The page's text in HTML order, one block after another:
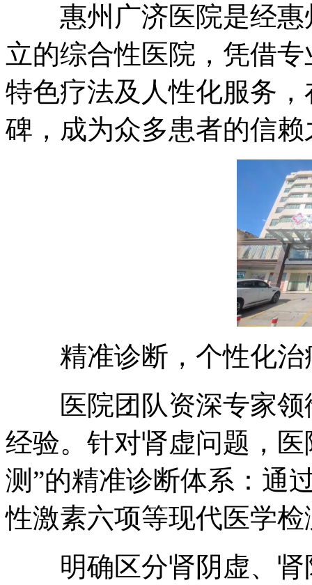
惠州广济医院是经惠
立的综合性医院，凭借
特色疗法及人性化服务
碑，成为众多患者的信赖
精准诊断，个性化治
医院团队资深专家领
经验。针对肾虚问题，
测”的精准诊断体系：通
性激素六项等现代医学检
明确区分肾阴虚、肾